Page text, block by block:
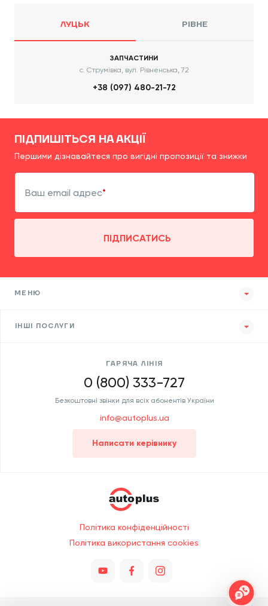
ЛУЦЬК РІВНЕ
ЗАПЧАСТИНИ
с. Струмівка, вул. Рівненська, 72
+38 (097) 480-21-72
ПІДПИШІТЬСЯ НА АКЦІЇ
Першими дізнавайтеся про вигідні пропозиції та знижки
Ваш email адрес
ПІДПИСАТИСЬ
МЕНЮ
ІНШІ ПОСЛУГИ
ГАРЯЧА ЛІНІЯ
0 (800) 333-727
Безкоштовні звінки для всіх абонентів України
info@autoplus.ua
Написати керівнику
Політика конфіденційності
Політика використання cookies